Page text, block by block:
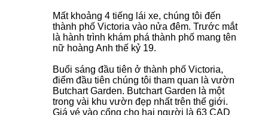
Mất khoảng 4 tiếng lái xe, chúng tôi đến
thành phố Victoria vào nửa đêm. Trước mắt
là hành trình khám phá thành phố mang tên
nữ hoàng Anh thế kỷ 19.
Buổi sáng đầu tiên ở thành phố Victoria,
điểm đầu tiên chúng tôi tham quan là vườn
Butchart Garden. Butchart Garden là một
trong vài khu vườn đẹp nhất trên thế giới.
Giá vé vào cổng cho hai người là 63 CAD